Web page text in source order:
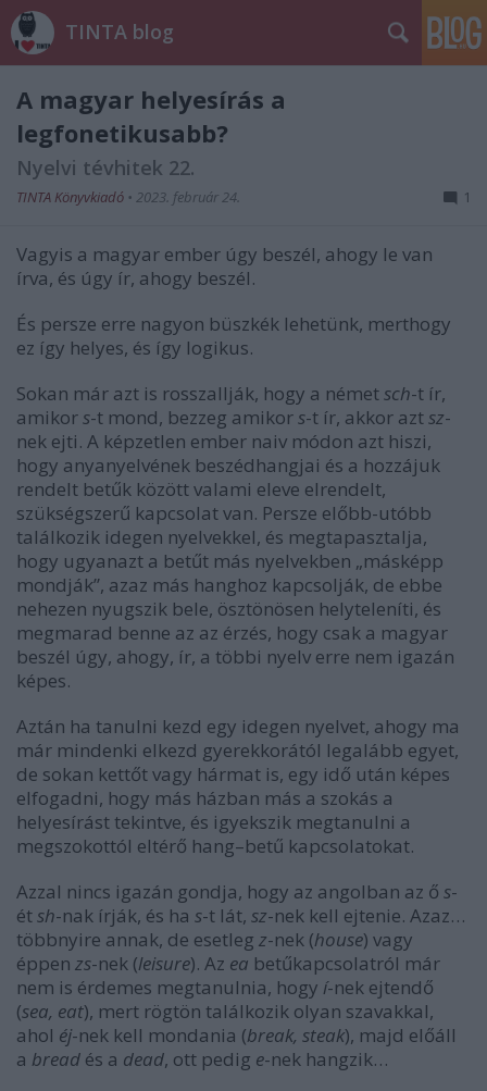
TINTA blog
A magyar helyesírás a
legfonetikusabb?
Nyelvi tévhitek 22.
TINTA Könyvkiadó • 2023. február 24. 1
Vagyis a magyar ember úgy beszél, ahogy le van
írva, és úgy ír, ahogy beszél.
És persze erre nagyon büszkék lehetünk, merthogy
ez így helyes, és így logikus.
Sokan már azt is rosszallják, hogy a németsch-t ír,
amikors-t mond, bezzeg amikors-t ír, akkor aztsz-
nek ejti. A képzetlen ember naiv módon azt hiszi,
hogy anyanyelvének beszédhangjai és a hozzájuk
rendelt betűk között valami eleve elrendelt,
szükségszerű kapcsolat van. Persze előbb-utóbb
találkozik idegen nyelvekkel, és megtapasztalja,
hogy ugyanazt a betűt más nyelvekben „másképp
mondják”, azaz más hanghoz kapcsolják, de ebbe
nehezen nyugszik bele, ösztönösen helyteleníti, és
megmarad benne az az érzés, hogy csak a magyar
beszél úgy, ahogy, ír, a többi nyelv erre nem igazán
képes.
Aztán ha tanulni kezd egy idegen nyelvet, ahogy ma
már mindenki elkezd gyerekkorától legalább egyet,
de sokan kettőt vagy hármat is, egy idő után képes
elfogadni, hogy más házban más a szokás a
helyesírást tekintve, és igyekszik megtanulni a
megszokottól eltérő hang–betű kapcsolatokat.
Azzal nincs igazán gondja, hogy az angolban az ő s-
étsh-nak írják, és ha s-t lát, sz-nek kell ejtenie. Azaz…
többnyire annak, de esetleg z-nek (house) vagy
éppen zs-nek (leisure). Az ea betűkapcsolatról már
nem is érdemes megtanulnia, hogy í-nek ejtendő
(sea, eat), mert rögtön találkozik olyan szavakkal,
ahol éj-nek kell mondania (break, steak), majd előáll
a bread és a dead, ott pedig e-nek hangzik…